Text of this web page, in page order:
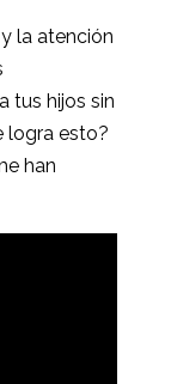
la atención
tus hijos sin
logra esto?
han